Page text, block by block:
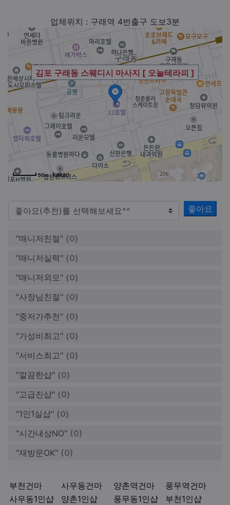
업체위치 : 구래역 4번출구 도보3분
김포 구래동 스웨디시 마사지 [ 오늘테라피 ]
50m
좋아요
"매니저친절" (0)
"매니저실력" (0)
"매니저외모" (0)
"사장님친절" (0)
"중저가추천" (0)
"가성비최고" (0)
"서비스최고" (0)
"깔끔한샵" (0)
"고급진샵" (0)
"1인1실샵" (0)
"시간내상NO" (0)
"재방문OK" (0)
부천건마 사우동건마 양촌역건마
풍무역건마
사우동1인샵
양촌1인샵 풍무동1인샵 부천1인샵
키워드